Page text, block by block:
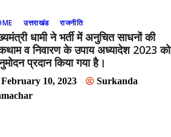
उत्तराखंड राजनीति
धामी ने भर्ती में अनुचित साधनों की
व निवारण के उपाय अध्यादेश 2023 को
प्रदान किया गया है।
February 10, 2023
Surkanda